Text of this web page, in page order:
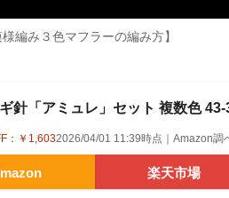
編み３色マフラーの編み方】
針「アミュレ」セット 複数色 43-
： ￥1,6032026/04/01 11:39時点｜Amazon調
楽天市場